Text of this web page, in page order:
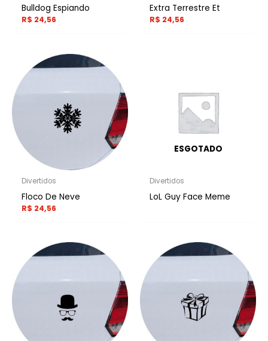
Bulldog Espiando
R$ 24,56
Extra Terrestre Et
R$ 24,56
Divertidos
Floco De Neve
R$ 24,56
ESGOTADO
Divertidos
LoL Guy Face Meme